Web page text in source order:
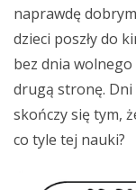
naprawdę
dzieci poszły do
bez dnia wolnego
drugą stronę. Dni
skończy się tym,
co tyle tej nauki?